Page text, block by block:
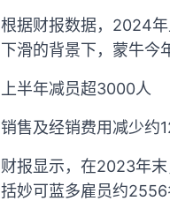
根据财报数据，2024
下滑的背景下，蒙牛今
上半年减员超3000人
销售及经销费用减少约
财报显示，在2023年
括妙可蓝多雇员约